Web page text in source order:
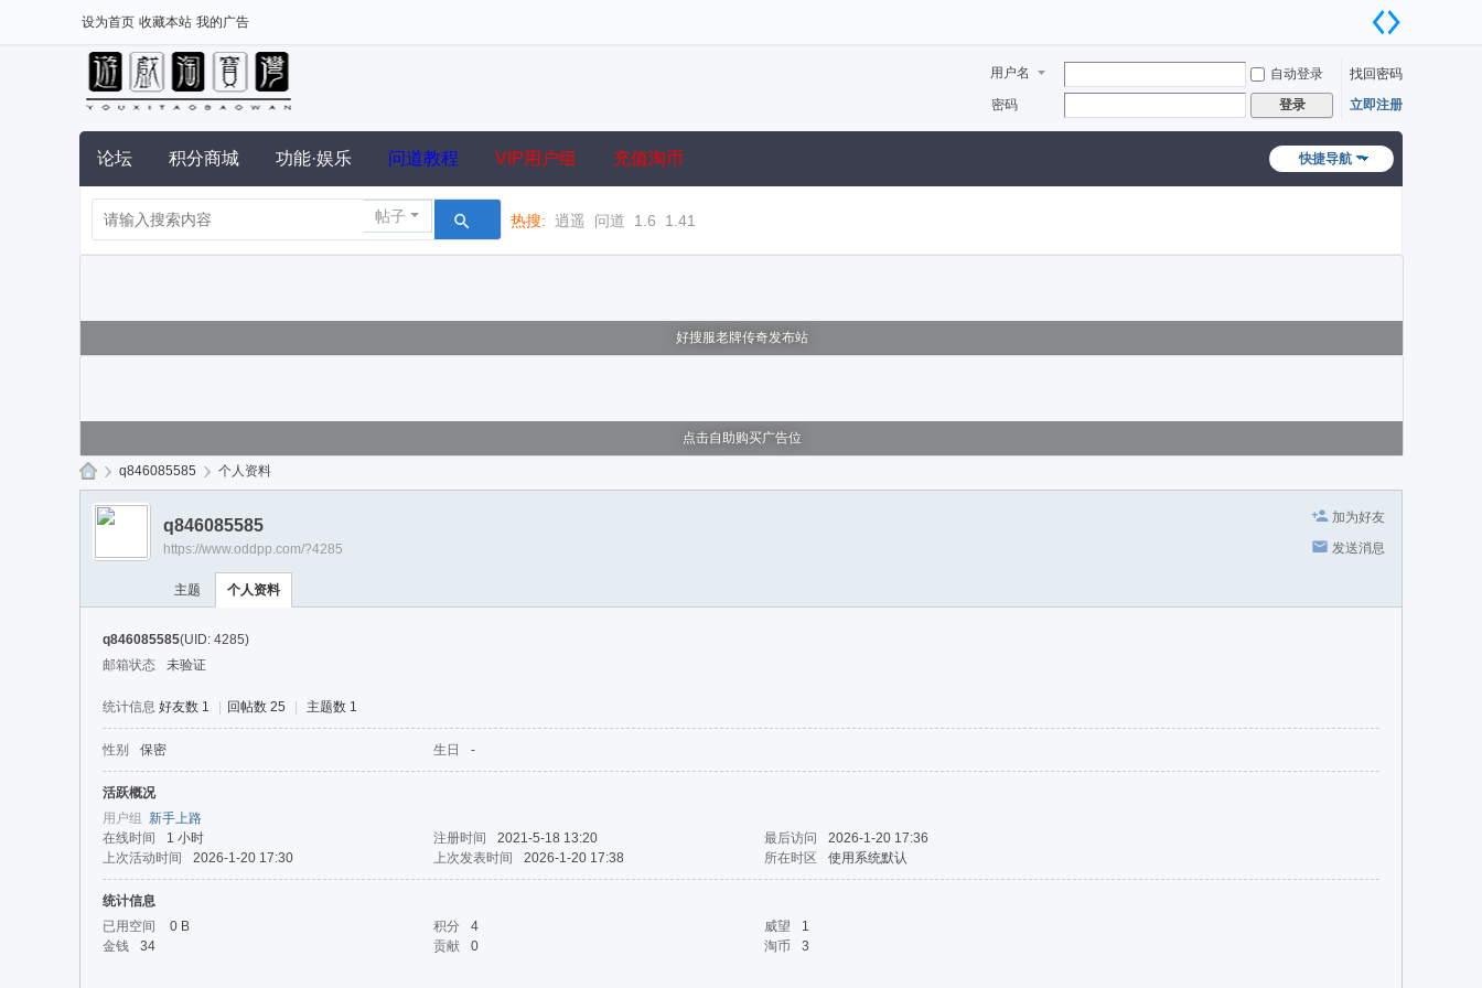
设为首页 收藏本站 我的广告
用户名 自动登录
找回密码
密码
登录 立即注册
快捷导航
论坛 积分商城 功能·娱乐 问道教程 VIP用户组 充值淘币
帖子 热搜: 逍遥 问道 1.6 1.41
好搜服老牌传奇发布站
点击自助购买广告位
游
淘
› q846085585 › 个人资料
加为好友
发送消息
q846085585
https://www.oddpp.com/?4285
主题 个人资料
q846085585(UID: 4285)
邮箱状态
未验证
统计信息 好友数 1 回帖数 25 主题数 1
性别 保密 生日 -
活跃概况
用户组 新手上路
在线时间
1 小时 注册时间 2021-5-18 13:20 最后访问
2026-1-20 17:36
上次活动时间
2026-1-20 17:30 上次发表时间 2026-1-20 17:38 所在时区 使用系统默认
统计信息
已用空间
0 B 积分 4 威望
1
金钱
34 贡献 0 淘币 3